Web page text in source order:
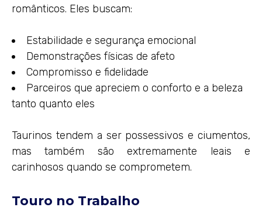
românticos. Eles buscam:
Estabilidade e segurança emocional
Demonstrações físicas de afeto
Compromisso e fidelidade
Parceiros que apreciem o conforto e a beleza
tanto quanto eles
Taurinos tendem a ser possessivos e ciumentos,
mas também são extremamente leais e
carinhosos quando se comprometem.
Touro no Trabalho